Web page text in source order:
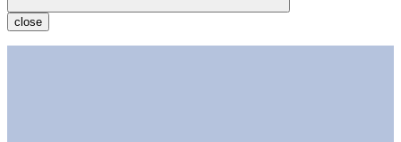
close